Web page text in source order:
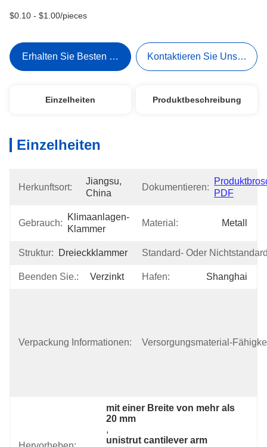
$0.10 - $1.00/pieces
Erhalten Sie Besten Preis Kontaktieren Sie Uns Jetzt
Einzelheiten Produktbeschreibung
Einzelheiten
Herkunftsort:
Jiangsu,
China
Dokumentieren:
PDF
Gebrauch:
Klimaanlagen-
Klammer
Material: Metall
Struktur: Dreieckklammer Standard- Oder
Beenden Sie.: Verzinkt Hafen: Shanghai
Verpackung Informationen:
Speziellen
Paketen
Versorgungsmaterial-
mit einer Breite von mehr als
20 mm
,
unistrut cantilever arm